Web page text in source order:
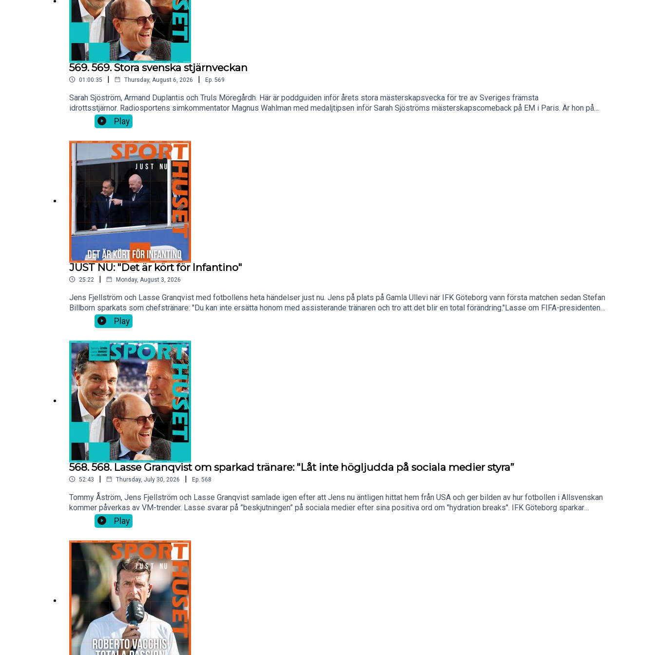
569. 569. Stora svenska stjärnveckan
01:00:35 | Thursday, August 6, 2026 | Ep. 569
Sarah Sjöström, Armand Duplantis och Truls Möregårdh. Här är poddguiden inför årets stora mästerskapsvecka för tre av Sveriges främsta
idrottsstjärnor. Radiosportens simkommentator Magnus Wahlman med medaljtipsen inför Sarah Sjöströms mästerskapscomeback på EM i Paris. Är hon på
väg mot sitt sjätte OS? Tommy Åström och friidrottsexpert Peter Häggström Lindecrantz inför Europamästerskapen i Birmingham: ”Andreas Almgren skriver
ny löparhistoria och tar sitt första internationella guld.” ”En käftsmäll för Djurgården!” Lasse Granqvist med rubrikerna från ishockeyns silly season och så
Play
JUST NU: "Det är kört för Infantino"
25:22 | Monday, August 3, 2026
Jens Fjellström och Lasse Granqvist med fotbollens heta händelser just nu. Jens på plats på Gamla Ullevi när IFK Göteborg vann första matchen sedan Stefan
Billborn sparkats som chefstränare: "Du kan inte ersätta honom med assisterande tränaren och tro att det blir en total förändring."Lasse om FIFA-presidenten
Gianni Infantino efter utdömda förslaget att sälja delar av VM: "Nu gick han för långt och jag är säker på att han kommer tvingas avgå"Sporthuset JUST NU finns
i er poddspelare och på YouTube.
Play
568. 568. Lasse Granqvist om sparkad tränare: "Låt inte högljudda på sociala medier styra”
52:43 | Thursday, July 30, 2026 | Ep. 568
Tommy Åström, Jens Fjellström och Lasse Granqvist samlade igen efter att Jens nu äntligen hittat hem från USA och ger bilden av hur fotbollen i Allsvenskan
kommer påverkas av VM-trender. Lasse svarar på ”beskjutningen” på sociala medier efter sina positiva ord om "hydration breaks". IFK Göteborg sparkar
Stefan Billborn och gör omstridd rockad när assisterande kollegan Joachim Björklund ersätter. Har högljudda supportrar för stor makt när det gäller tränarens
jobb? Svenska friidrottare byter nation för att kunna nå OS och slippa kritiserade uttagningsreglerna från Sveriges Olympiska Kommitté. Tommy varnar för
Play